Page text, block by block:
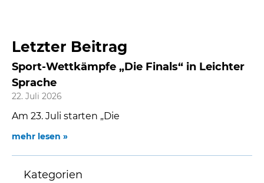
Letzter Beitrag
Sport-Wettkämpfe „Die Finals“ in Leichter
Sprache
22. Juli 2026
Am 23. Juli starten „Die
mehr lesen »
Kategorien